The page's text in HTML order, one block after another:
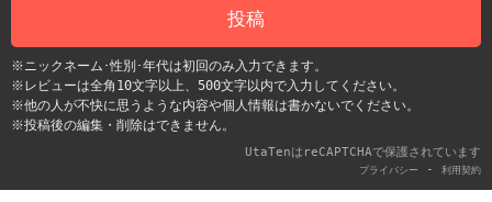
投稿
※ニックネーム･性別･年代は初回のみ入力できます。
※レビューは全角10文字以上、500文字以内で入力してください。
※他の人が不快に思うような内容や個人情報は書かないでください。
※投稿後の編集・削除はできません。
UtaTenはreCAPTCHAで保護されています
プライバシー - 利用契約